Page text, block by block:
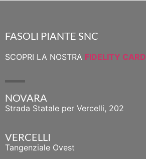
FASOLI PIANTE SNC
SCOPRI LA NOSTRA FIDELITY CARD
NOVARA
Strada Statale per Vercelli, 202
VERCELLI
Tangenziale Ovest